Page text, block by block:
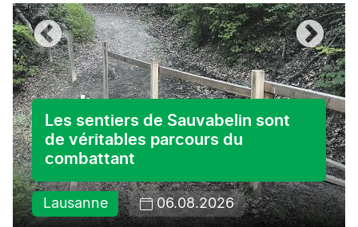
Les sentiers de Sauvabelin sont
de véritables parcours du
combattant
Lausanne 06.08.2026